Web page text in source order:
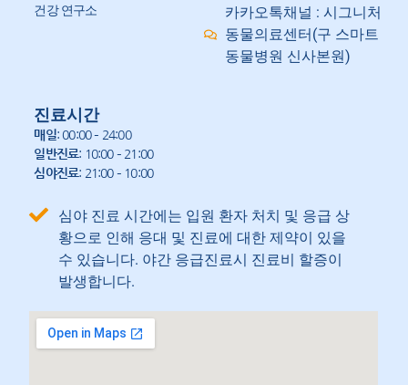
건강 연구소
카카오톡채널 : 시그니처
동물의료센터(구 스마트
동물병원 신사본원)
진료시간
매일: 00:00 – 24:00
일반진료: 10:00 – 21:00
심야진료: 21:00 – 10:00
심야 진료 시간에는 입원 환자 처치 및 응급 상
황으로 인해 응대 및 진료에 대한 제약이 있을
수 있습니다. 야간 응급진료시 진료비 할증이
발생합니다.